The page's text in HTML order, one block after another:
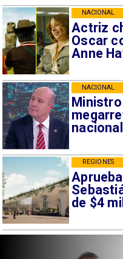
Actriz
Oscar
Anne
NACIONAL
NACIONAL
de $4
REGIONES